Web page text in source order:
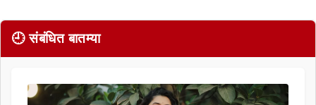
🕘 संबंधित बातम्या